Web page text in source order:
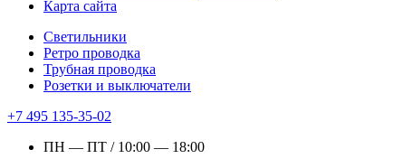
Карта сайта
Светильники
Ретро проводка
Трубная проводка
Розетки и выключатели
+7 495 135-35-02
ПН — ПТ / 10:00 — 18:00